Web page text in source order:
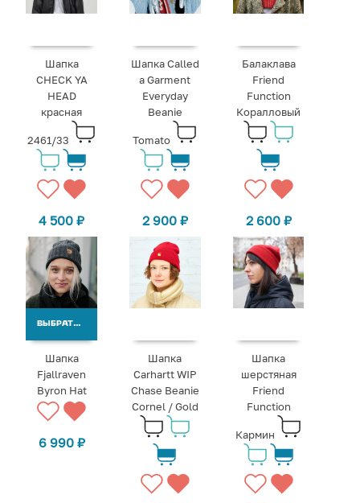
Шапка
CHECK YA
HEAD
красная
2461/33
4 500₽
Шапка Called
a Garment
Everyday
Beanie
Tomato
2 900 ₽
Балаклава
Friend
Function
Коралловый
2 600 ₽
ВЫБРАТЬ ВАРИАНТЫ
Шапка
Fjallraven
Byron Hat
6 990 ₽
Шапка
Carhartt WIP
Chase Beanie
Cornel / Gold
Шапка
шерстяная
Friend
Function
Кармин